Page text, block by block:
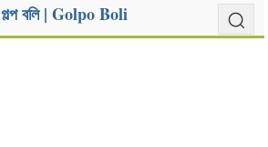
গল্প বলি | Golpo Boli